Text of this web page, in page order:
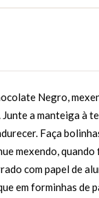
Negro,
a manteiga à
Faça
mexendo,
com papel de
em forminhas de